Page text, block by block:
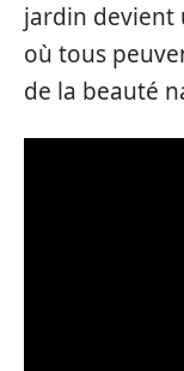
jardin devient
où tous
de la beauté